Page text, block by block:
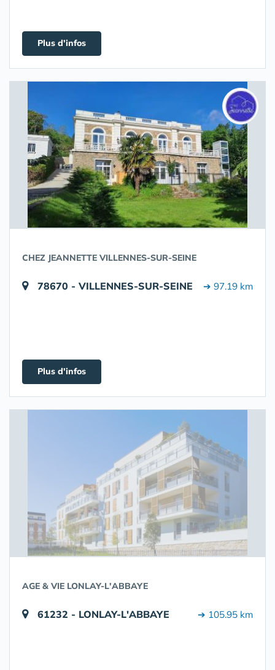
Plus d'infos
CHEZ JEANNETTE VILLENNES-SUR-SEINE
78670 - VILLENNES-SUR-SEINE ➔ 97.19 km
Plus d'infos
AGE & VIE LONLAY-L'ABBAYE
61232 - LONLAY-L'ABBAYE ➔ 105.95 km